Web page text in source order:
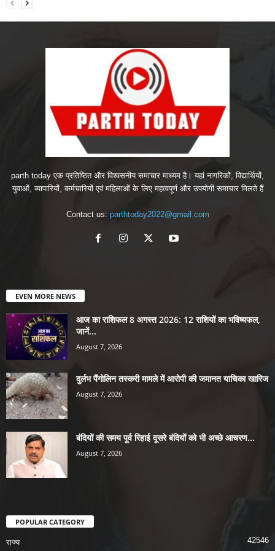
parth today एक प्रतिष्ठित और विश्वसनीय समाचार माध्यम है। यहां नागरिकों, विद्यार्थियों,
युवाओं, व्यापारियों, कर्मचारियों एवं महिलाओं के लिए महत्वपूर्ण और उपयोगी समाचार मिलते हैं
Contact us: parthtoday2022@gmail.com
EVEN MORE NEWS
आज का राशिफल 8 अगस्त 2026: 12 राशियों का भविष्यफल,
जानें...
August 7, 2026
दुर्लभ पैंगोलिन तस्करी मामले में आरोपी की जमानत याचिका खारिज
August 7, 2026
बंदियों की समय पूर्व रिहाई दूसरे बंदियों को भी अच्छे आचरण...
August 7, 2026
POPULAR CATEGORY
राज्य 42546